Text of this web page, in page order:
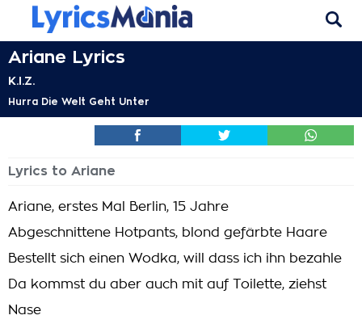
Ariane Lyrics
K.I.Z.
Hurra Die Welt Geht Unter
Lyrics to Ariane
Ariane, erstes Mal Berlin, 15 Jahre
Abgeschnittene Hotpants, blond gefärbte Haare
Bestellt sich einen Wodka, will dass ich ihn bezahle
Da kommst du aber auch mit auf Toilette, ziehst
Nase